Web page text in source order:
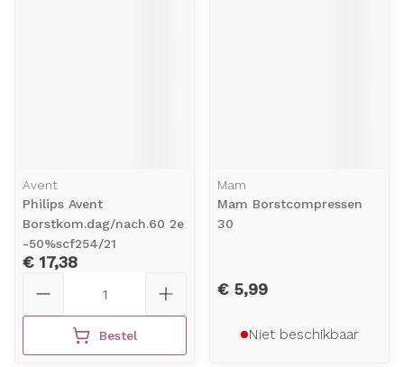
Avent
Philips Avent
Borstkom.dag/nach.60 2e
-50%scf254/21
€ 17,38
Bestel
Mam
Mam Borstcompressen
30
€ 5,99
Niet beschikbaar